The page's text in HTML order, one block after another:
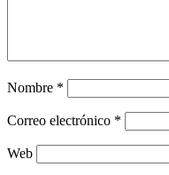
Nombre *
Correo electrónico *
Web